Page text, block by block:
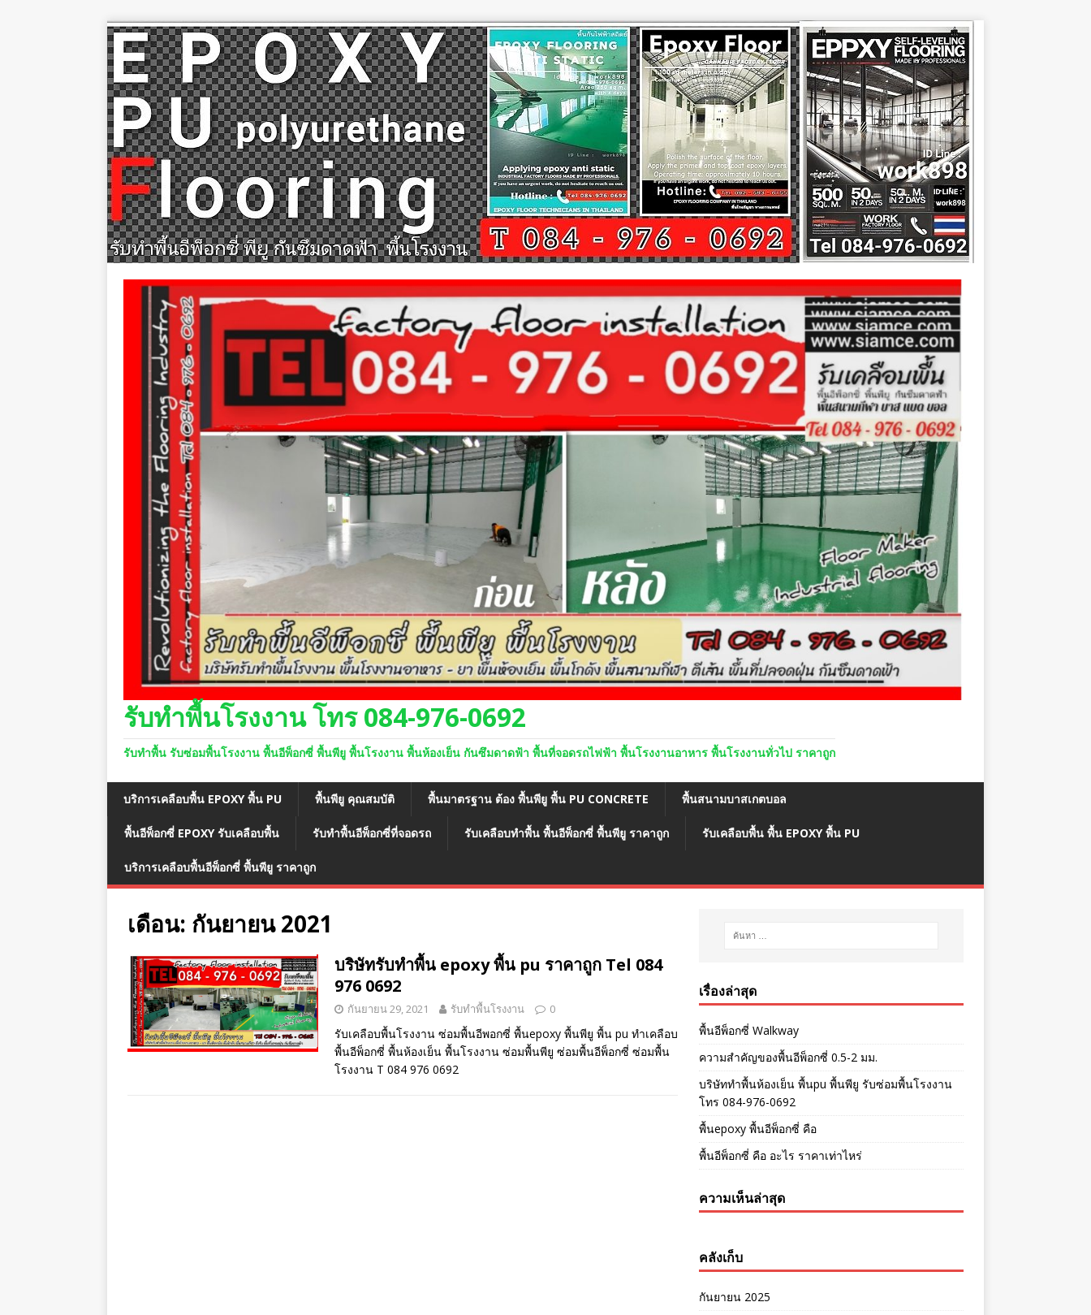
รับทำพื้นโรงงาน โทร 084-976-0692
รับทำพื้น รับซ่อมพื้นโรงงาน พื้นอีพ็อกซี่ พื้นพียู พื้นโรงงาน พื้นห้องเย็น กันซึมดาดฟ้า พื้นที่จอดรถไฟฟ้า พื้นโรงงานอาหาร พื้นโรงงานทั่วไป ราคาถูก
บริการเคลือบพื้น EPOXY พื้น PU พื้นพียู คุณสมบัติ พื้นมาตรฐาน ต้อง พื้นพียู พื้น PU CONCRETE พื้นสนามบาสเกตบอล
พื้นอีพ็อกซี่ EPOXY รับเคลือบพื้น รับทำพื้นอีพ็อกซี่ที่จอดรถ รับเคลือบทำพื้น พื้นอีพ็อกซี่ พื้นพียู ราคาถูก รับเคลือบพื้น พื้น EPOXY พื้น PU
บริการเคลือบพื้นอีพ็อกซี่ พื้นพียู ราคาถูก
เดือน: กันยายน 2021
บริษัทรับทำพื้น epoxy พื้น pu ราคาถูก Tel 084
976 0692
กันยายน 29, 2021 รับทำพื้นโรงงาน 0
รับเคลือบพื้นโรงงาน ซ่อมพื้นอีพอกซี่ พื้นepoxy พื้นพียู พื้น pu ทำเคลือบ
พื้นอีพ็อกซี่ พื้นห้องเย็น พื้นโรงงาน ซ่อมพื้นพียู ซ่อมพื้นอีพ็อกซี่ ซ่อมพื้น
โรงงาน T 084 976 0692
เรื่องล่าสุด
พื้นอีพ็อกซี่ Walkway
ความสำคัญของพื้นอีพ็อกซี่ 0.5-2 มม.
บริษัททำพื้นห้องเย็น พื้นpu พื้นพียู รับซ่อมพื้นโรงงาน
โทร 084-976-0692
พื้นepoxy พื้นอีพ็อกซี่ คือ
พื้นอีพ็อกซี่ คือ อะไร ราคาเท่าไหร่
ความเห็นล่าสุด
คลังเก็บ
กันยายน 2025